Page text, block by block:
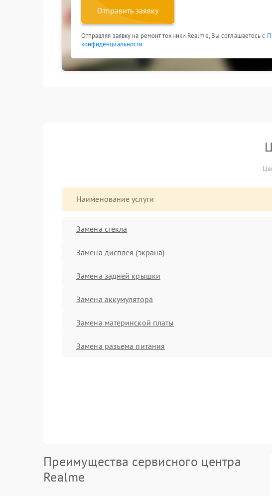
Отправить заявку
Отправляя заявку на ремонт техники Realme, Вы соглашаетесь с
конфиденциальности
Наименование услуги
Замена стекла
Замена дисплея (экрана)
Замена задней крышки
Замена аккумулятора
Замена материнской платы
Замена разъема питания
Преимущества сервисного центра
Realme